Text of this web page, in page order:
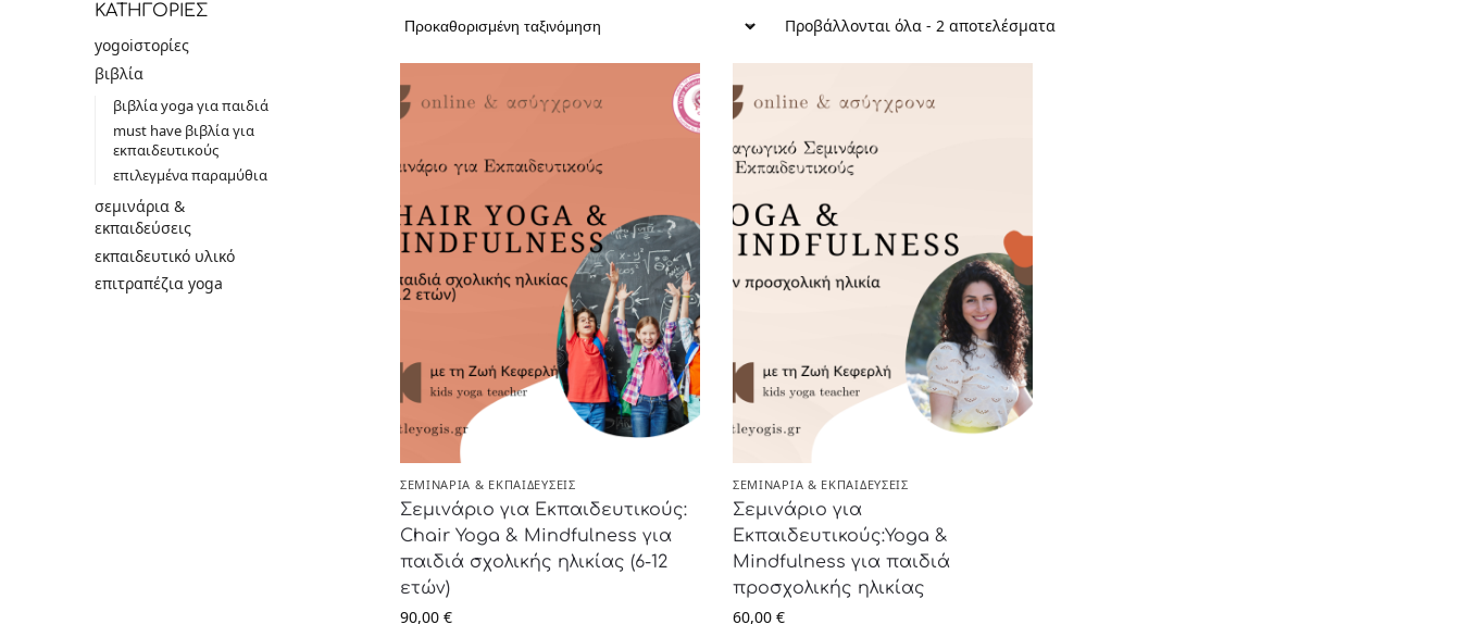
Προβάλλονται όλα - 2 αποτελέσματα
ΣΕΜΙΝΆΡΙΑ & ΕΚΠΑΙΔΕΎΣΕΙΣ
Σεμινάριο για Εκπαιδευτικούς:
Chair Yoga & Mindfulness για
παιδιά σχολικής ηλικίας (6-12
ετών)
90,00 €
ΣΕΜΙΝΆΡΙΑ & ΕΚΠΑΙΔΕΎΣΕΙΣ
Σεμινάριο για
Εκπαιδευτικούς:Yoga &
Mindfulness για παιδιά
προσχολικής ηλικίας
60,00 €
ΚΑΤΗΓΟΡΙΕΣ
yogoiστορίες
βιβλία
βιβλία yoga για παιδιά
must have βιβλία για
εκπαιδευτικούς
επιλεγμένα παραμύθια
σεμινάρια &
εκπαιδεύσεις
εκπαιδευτικό υλικό
επιτραπέζια yoga